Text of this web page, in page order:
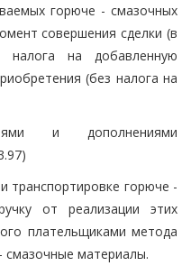
горюче - смазочных
совершения сделки (в
на добавленную
(без налога на
и дополнениями
транспортировке горюче -
от реализации этих
плательщиками метода
материалы.